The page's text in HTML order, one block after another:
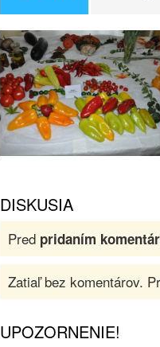
DISKUSIA
Pred pridaním
Zatiaľ bez komentárov.
UPOZORNENIE!